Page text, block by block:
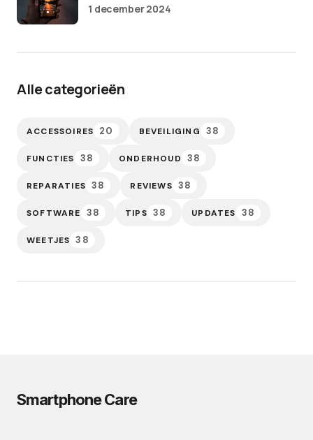
1 december 2024
Alle categorieën
ACCESSOIRES 20 BEVEILIGING 38
FUNCTIES 38 ONDERHOUD 38
REPARATIES 38 REVIEWS 38
SOFTWARE 38 TIPS 38 UPDATES 38
WEETJES 38
Smartphone Care